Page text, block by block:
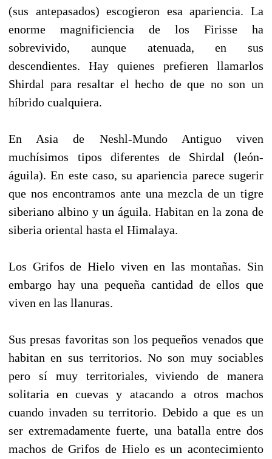
(sus antepasados) escogieron esa apariencia. La
enorme magnificiencia de los Firisse ha
sobrevivido, aunque atenuada, en sus
descendientes. Hay quienes prefieren llamarlos
Shirdal para resaltar el hecho de que no son un
híbrido cualquiera.
En Asia de Neshl-Mundo Antiguo viven
muchísimos tipos diferentes de Shirdal (león-
águila). En este caso, su apariencia parece sugerir
que nos encontramos ante una mezcla de un tigre
siberiano albino y un águila. Habitan en la zona de
siberia oriental hasta el Himalaya.
Los Grifos de Hielo viven en las montañas. Sin
embargo hay una pequeña cantidad de ellos que
viven en las llanuras.
Sus presas favoritas son los pequeños venados que
habitan en sus territorios. No son muy sociables
pero sí muy territoriales, viviendo de manera
solitaria en cuevas y atacando a otros machos
cuando invaden su territorio. Debido a que es un
ser extremadamente fuerte, una batalla entre dos
machos de Grifos de Hielo es un acontecimiento